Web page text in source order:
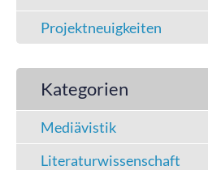
Projektneuigkeiten
Kategorien
Mediävistik
Literaturwissenschaft